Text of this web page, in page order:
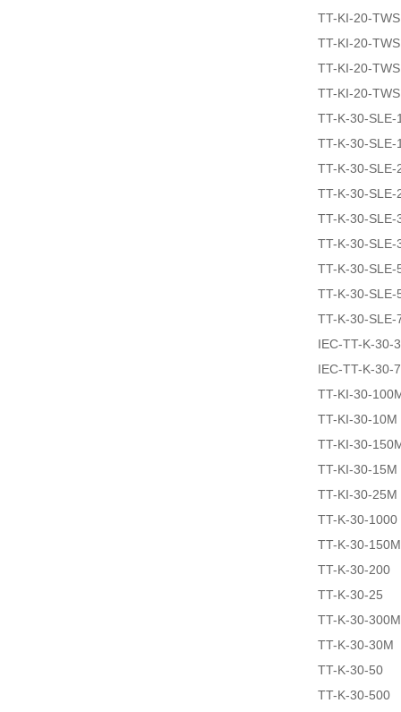
TT-KI-20-
TT-KI-20-
TT-KI-20-
TT-KI-20-
TT-K-30-SLE-
TT-K-30-SLE-
TT-K-30-SLE-
TT-K-30-SLE-
TT-K-30-SLE-
TT-K-30-SLE-
TT-K-30-SLE-
TT-K-30-SLE-
TT-K-30-SLE-
IEC-TT-K-30-
IEC-TT-K-30-
TT-KI-30-
TT-KI-30-10M
TT-KI-30-
TT-KI-30-15M
TT-KI-30-25M
TT-K-30-1000
TT-K-30-150M
TT-K-30-200
TT-K-30-25
TT-K-30-300M
TT-K-30-30M
TT-K-30-50
TT-K-30-500